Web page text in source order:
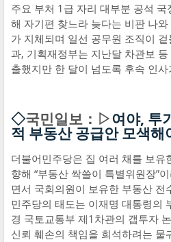
주요 부처 1급 자리 대부분 공석
해 자기편 찾느라 늦다는 비판 나
가 지체되며 일선 공무원 조직이
과, 기획재정부는 지난달 차관보
출했지만 한 달이 넘도록 후속 인
◇국민일보：▷여야, 투
적 부동산 공급안 모색해
더불어민주당은 집 여러 채를 보유
향해 “부동산 싹쓸이 특별위원장”
면서 국회의원이 보유한 부동산 전
민주당의 태도는 이재명 대통령의
경 국토교통부 제1차관의 갭투자
신뢰 훼손의 책임을 희석하려는 물